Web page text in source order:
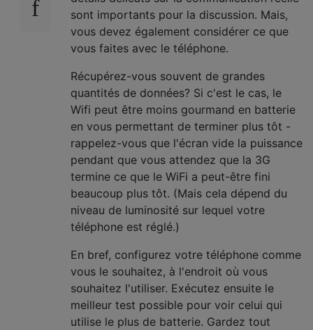
sont importants pour la discussion. Mais,
vous devez également considérer ce que
vous faites avec le téléphone.
Récupérez-vous souvent de grandes
quantités de données? Si c'est le cas, le
Wifi peut être moins gourmand en batterie
en vous permettant de terminer plus tôt -
rappelez-vous que l'écran vide la puissance
pendant que vous attendez que la 3G
termine ce que le WiFi a peut-être fini
beaucoup plus tôt. (Mais cela dépend du
niveau de luminosité sur lequel votre
téléphone est réglé.)
En bref, configurez votre téléphone comme
vous le souhaitez, à l'endroit où vous
souhaitez l'utiliser. Exécutez ensuite le
meilleur test possible pour voir celui qui
utilise le plus de batterie. Gardez tout